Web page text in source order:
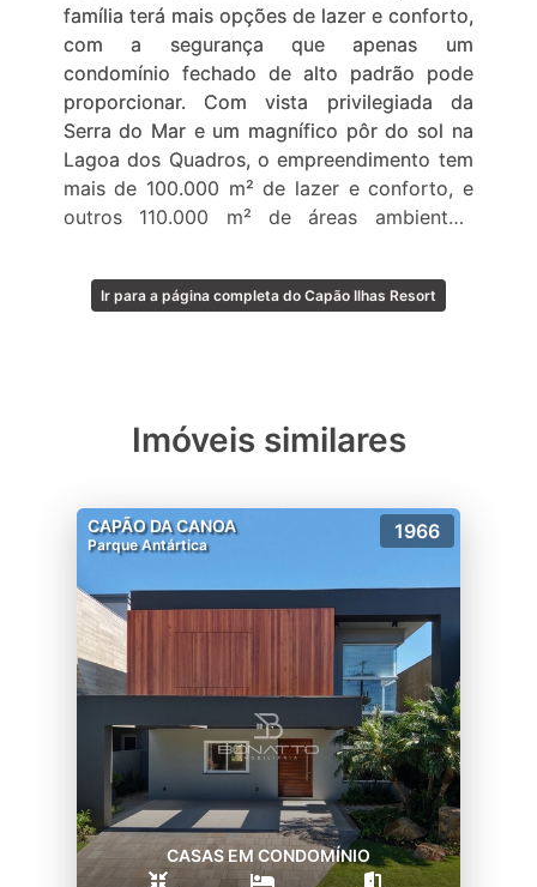
família terá mais opções de lazer e conforto,
com a segurança que apenas um
condomínio fechado de alto padrão pode
proporcionar. Com vista privilegiada da
Serra do Mar e um magnífico pôr do sol na
Lagoa dos Quadros, o empreendimento tem
mais de 100.000 m² de lazer e conforto, e
outros 110.000 m² de áreas ambientais
Ir para a página completa do Capão Ilhas Resort
Imóveis similares
CAPÃO DA CANOA
Parque Antártica
1966
CASAS EM CONDOMÍNIO